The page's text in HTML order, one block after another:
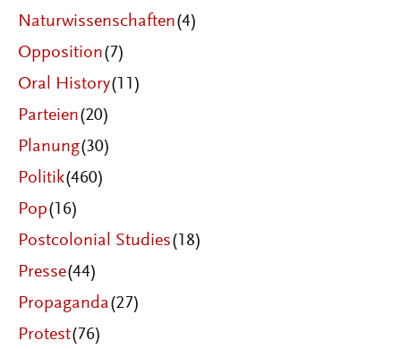
Naturwissenschaften(4)
Opposition(7)
Oral History(11)
Parteien(20)
Planung(30)
Politik(460)
Pop(16)
Postcolonial Studies(18)
Presse(44)
Propaganda(27)
Protest(76)